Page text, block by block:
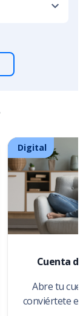
Digital
Cuenta
Abre tu
conviértete